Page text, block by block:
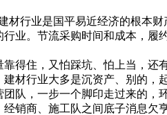
行业是国平易近经济的根本财
业。节流采购时间和成本，
住，又怕踩坑、怕上当，还
材行业大多是沉资产、别的
队，一步一个脚印走过来的，
商、施工队之间底子消息欠